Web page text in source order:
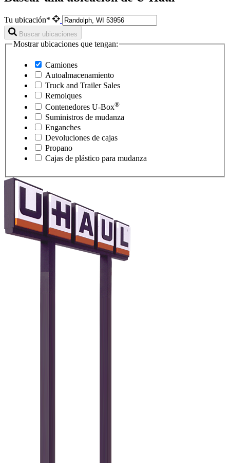
Tu ubicación*
Buscar ubicaciones
Mostrar ubicaciones que tengan:
Camiones
Autoalmacenamiento
Truck and Trailer Sales
Remolques
Contenedores U-Box®
Suministros de mudanza
Enganches
Devoluciones de cajas
Propano
Cajas de plástico para mudanza